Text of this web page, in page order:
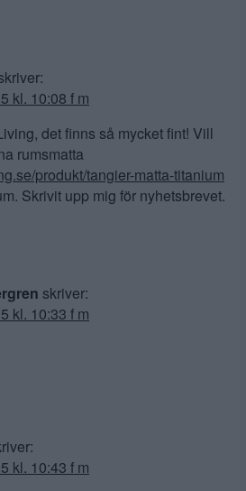
kl. 10:08 f m
det finns så mycket fint! Vill
rumsmatta
produkt/tangier-matta-titanium
Skrivit upp mig för nyhetsbrevet.
skriver:
kl. 10:33 f m
kl. 10:43 f m